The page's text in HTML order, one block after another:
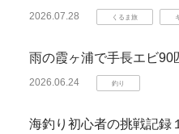
2026.07.28 くるま旅
雨の霞ヶ浦で手長エビ90
2026.06.24 釣り
海釣り初心者の挑戦記